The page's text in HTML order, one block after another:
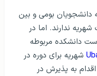
دانشجویان بومی و بین
ندارند. اما در
دانشکده مربوطه
شهریه برای دوره در
به پذیرش در